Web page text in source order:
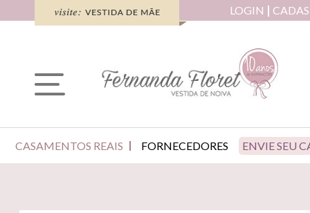
LOGIN
CASAMENTOS REAIS FORNECEDORES ENVIE SEU